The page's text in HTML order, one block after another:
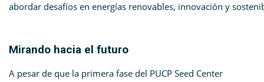
abordar desafíos en energías renovables, innovación y
Mirando hacia el futuro
A pesar de que la primera fase del PUCP Seed Center